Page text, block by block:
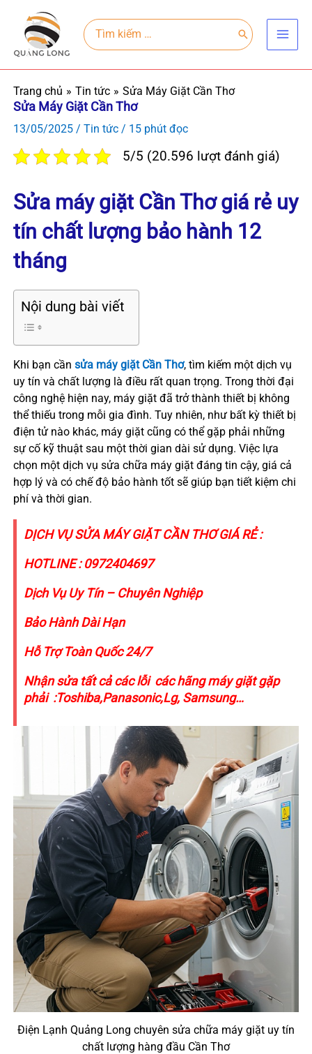
dung
Search
for:
Trang chủ Tin tức Sửa Máy Giặt Cần Thơ
Sửa Máy Giặt Cần Thơ
13/05/2025 / Tin tức/ 15 phút đọc
5/5 (20.596 lượt đánh giá)
Sửa máy giặt Cần Thơ giá rẻ uy
tín chất lượng bảo hành 12
tháng
Nội dung bài viết
Khi bạn cần sửa máy giặt Cần Thơ, tìm kiếm một dịch vụ
uy tín và chất lượng là điều rất quan trọng. Trong thời đại
công nghệ hiện nay, máy giặt đã trở thành thiết bị không
thể thiếu trong mỗi gia đình. Tuy nhiên, như bất kỳ thiết bị
điện tử nào khác, máy giặt cũng có thể gặp phải những
sự cố kỹ thuật sau một thời gian dài sử dụng. Việc lựa
chọn một dịch vụ sửa chữa máy giặt đáng tin cậy, giá cả
hợp lý và có chế độ bảo hành tốt sẽ giúp bạn tiết kiệm chi
phí và thời gian.
DỊCH VỤ SỬA MÁY GIẶT CẦN THƠ GIÁ RẺ :
HOTLINE :0972404697
Dịch Vụ Uy Tín – Chuyên Nghiệp
Bảo Hành Dài Hạn
Hỗ Trợ Toàn Quốc 24/7
Nhận sửa tất cả các lỗi các hãng máy giặt gặp
phải :Toshiba,Panasonic,Lg, Samsung…
Điện Lạnh Quảng Long chuyên sửa chữa máy giặt uy tín
chất lượng hàng đầu Cần Thơ